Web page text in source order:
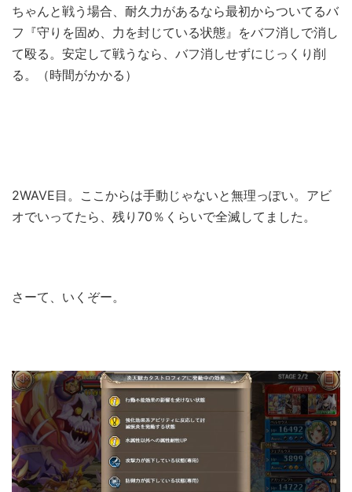
ちゃんと戦う場合、耐久力があるなら最初からついてるバ
フ『守りを固め、力を封じている状態』をバフ消しで消し
て殴る。安定して戦うなら、バフ消しせずにじっくり削
る。（時間がかかる）
2WAVE目。ここからは手動じゃないと無理っぽい。アビ
オでいってたら、残り70％くらいで全滅してました。
さーて、いくぞー。